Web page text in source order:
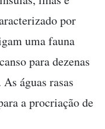
por
uma fauna
para dezenas
águas rasas
a procriação de